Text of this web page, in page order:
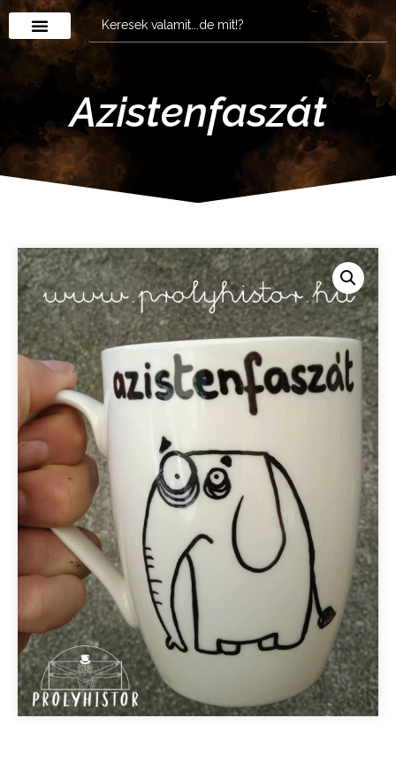
Azistenfaszát